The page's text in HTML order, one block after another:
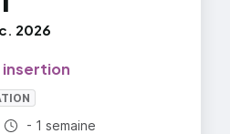
2026
insertion
Durée totale :
- 1 semaine